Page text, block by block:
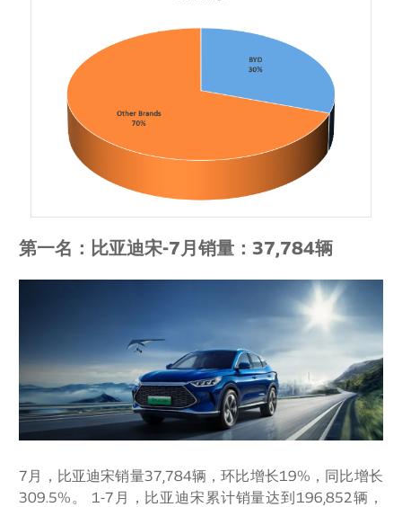
第一名：比亚迪宋-7月销量：37,784辆
7月，比亚迪宋销量37,784辆，环比增长19%，同比增长
309.5%。 1-7月，比亚迪宋累计销量达到196,852辆，